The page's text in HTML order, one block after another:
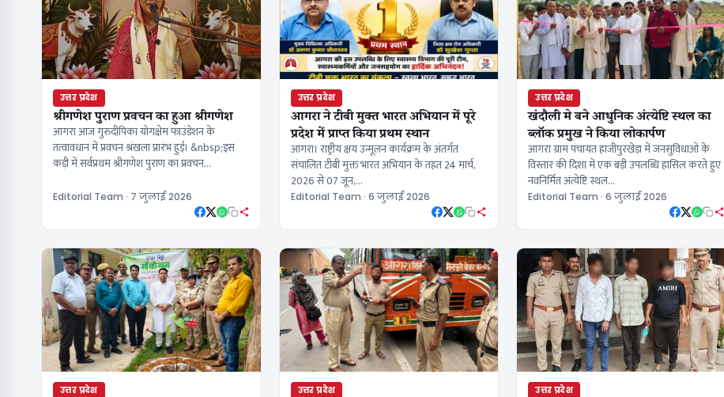
उत्तर प्रदेश
श्रीगणेश पुराण प्रवचन का हुआ श्रीगणेश
आगरा आज गुरुदीपिका योगक्षेम फाउंडेशन के
तत्वावधान में प्रवचन श्रंखला प्रारंभ हुई। &nbsp;इस
कड़ी में सर्वप्रथम श्रीगणेश पुराण का प्रवचन…
Editorial Team · 7 जुलाई 2026
उत्तर प्रदेश
आगरा ने टीबी मुक्त भारत अभियान में पूरे
प्रदेश में प्राप्त किया प्रथम स्थान
आगरा। राष्ट्रीय क्षय उन्मूलन कार्यक्रम के अंतर्गत
संचालित टीबी मुक्त भारत अभियान के तहत 24 मार्च,
2026 से 07 जून,…
Editorial Team · 6 जुलाई 2026
उत्तर प्रदेश
खंदौली मे बने आधुनिक अंत्येष्टि स्थल का
ब्लॉक प्रमुख ने किया लोकार्पण
आगरा ग्राम पंचायत हाजीपुरखेड़ा में जनसुविधाओं के
विस्तार की दिशा में एक बड़ी उपलब्धि हासिल करते हुए
नवनिर्मित अंत्येष्टि स्थल…
Editorial Team · 6 जुलाई 2026
उत्तर प्रदेश उत्तर प्रदेश उत्तर प्रदेश